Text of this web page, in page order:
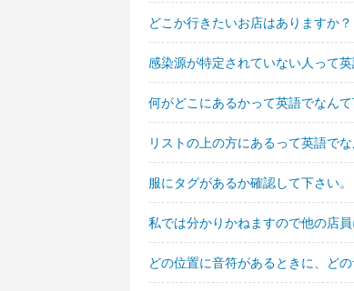
どこか行きたいお店はありますか
感染源が特定されていない人って
何がどこにあるかって英語でなんて
リストの上の方にあるって英語で
服にタグがあるか確認して下さい
私では分かりかねますので他の店
どの位置に音符があるときに、ど